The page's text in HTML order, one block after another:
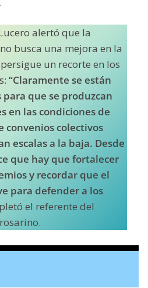
alertó que la
busca una mejora en la
un recorte en los
“Claramente se están
que se produzcan
en las condiciones de
convenios colectivos
escalas a la baja. Desde
que hay que fortalecer
y recordar que el
para defender a los
el referente del